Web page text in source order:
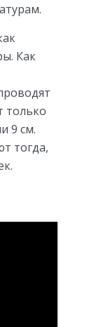
Как
только
9 см.
тогда,